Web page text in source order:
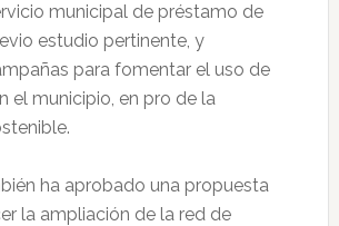
municipal de préstamo de
estudio pertinente, y
para fomentar el uso de
el municipio, en pro de la
ha aprobado una propuesta
la ampliación de la red de